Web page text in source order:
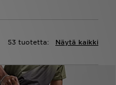
Näytä kaikki
53 tuotetta: